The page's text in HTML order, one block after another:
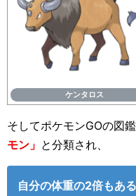
ケンタロス
そしてポケモンGOの図
モン」 と分類され、
自分の体重の2倍もあ